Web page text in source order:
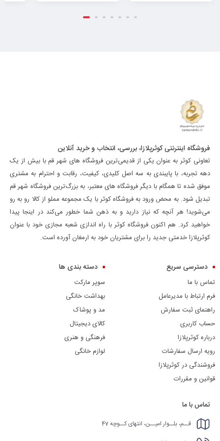
فروشگاه اینترنتی کوثرپلازا، بررسی، انتخاب و خرید آنلاین
تعاونی کوثر به عنوان یکی از قدیمی‌ترین فروشگاه های شهر قم با بیش از یک
دهه تجربه، با پایبندی به سه اصل کلیدی، کیفیت، رقابت و احترام به مشتری
موفق شده تا همگام با دیگر فروشگاه های معتبر، به بزرگ‌ترین فروشگاه شهر قم
تبدیل شود. به محض ورود به فروشگاه کوثر با یک مجموعه مملو از کالا رو به رو
می‌شوید! هر آنچه که نیاز دارید و به ذهن شما خطور می‌کند در اینجا پیدا
خواهید کرد. هم اکنون فروشگاه کوثر با راه اندازی شعبه مجازی خود با عنوان
کوثرپلازا خدمتی جدید را برای مشتریان خود به ارمغان آورده است.
دسترسی سریع
تماس با ما
فرم ارتباط با مدیرعامل
راهنمای ثبت سفارش
حساب کاربری
درباره کوثرپلازا
رویه ارسال سفارشات
فروشندگی در کوثرپلازا
قوانین و مقررات
دسته بندی ها
سوپر مارکت
بهداشت خانگی
مد و پوشاک
کالای دیجیتال
فرهنگی و هنری
لوازم خانگی
تماس با ما
قــم، بلــوار امیــن، انتهای کــوچه 47